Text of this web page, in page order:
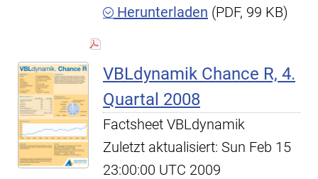
Herunterladen (PDF, 99 KB)
VBLdynamik Chance R, 4.
Quartal 2008
Factsheet VBLdynamik
Zuletzt aktualisiert: Sun Feb 15
23:00:00 UTC 2009